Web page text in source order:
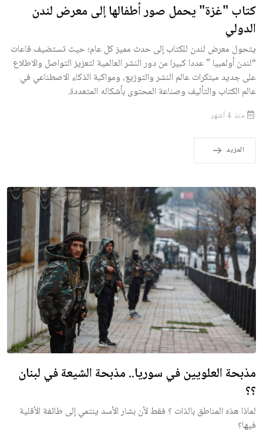
كتاب "غزة" يحمل صور أطفالها إلى معرض لندن
الدولي
يتحول معرض لندن للكتاب إلى حدث مميز كل عام؛ حيث تستضيف قاعات
“لندن أولمبيا ” عددا كبيرا من دور النشر العالمية لتعزيز التواصل والاطلاع
على جديد مبتكرات عالم النشر والتوزيع، ومواكبة الذكاء الاصطناعي في
عالم الكتاب والتأليف وصناعة المحتوى بأشكاله المتعددة.
منذ 4 أشهر
المزيد
مذبحة العلويين في سوريا.. مذبحة الشيعة في لبنان
؟؟
لماذا هذه المناطق بالذات ؟ فقط لأن بشار الأسد ينتمي إلى طائفة الأقلية
فيها؟